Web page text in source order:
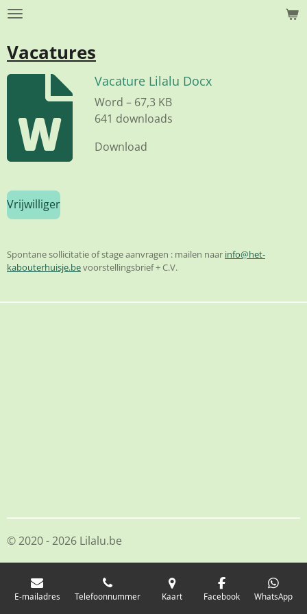
Ga
naar
de
hoofdinhoud
Vacatures
Vacature Lilalu Docx
Word – 67,3 KB
641 downloads
Download
Vrijwilliger
Spontane sollicitatie of stage aanvragen : mailen naar info@het-
kabouterhuisje.bevoorstellingsbrief + C.V.
© 2020 - 2026 Lilalu.be
E-mailadres Telefoonnummer Kaart Facebook WhatsApp